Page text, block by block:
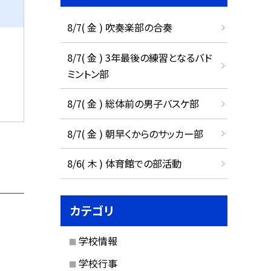
8/7( 金 ) 吹奏楽部の合奏
8/7( 金 ) 3年最後の練習となるバド
ミントン部
8/7( 金 ) 総体前の男子バスケ部
8/7( 金 ) 朝早くからのサッカー部
8/6( 木 ) 体育館での部活動
カテゴリ
学校情報
学校行事